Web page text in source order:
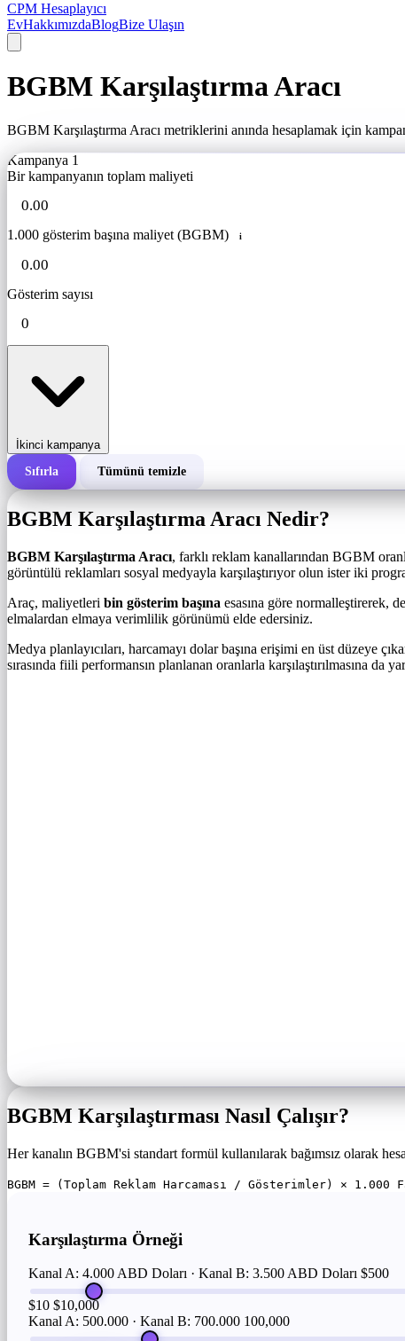
CPM Hesaplayıcı
EvHakkımızdaBlogBize Ulaşın
BGBM Karşılaştırma Aracı
BGBM Karşılaştırma Aracı metriklerini anında hesaplamak için
Kampanya 1
Bir kampanyanın toplam maliyeti
1.000 gösterim başına maliyet (BGBM) i
Gösterim sayısı
İkinci kampanya
Bir kampanyanın toplam maliyeti
Gösterim sayısı
Sıfırla Tümünü temizle
BGBM Karşılaştırma Aracı Nedir?
BGBM Karşılaştırma Aracı, farklı reklam kanallarından BGBM
görüntülü reklamları sosyal medyayla karşılaştırıyor olun ister iki
Araç, maliyetleri bin gösterim başına esasına göre normalleştirerek,
elmalardan elmaya verimlilik görünümü elde edersiniz.
Medya planlayıcıları, harcamayı dolar başına erişimi en üst düzeye
sırasında fiili performansın planlanan oranlarla karşılaştırılmasına da
BGBM Karşılaştırması Nasıl Çalışır?
Her kanalın BGBM'si standart formül kullanılarak bağımsız olarak
BGBM = (Toplam Reklam Harcaması / Gösterimler) × 1.000
Karşılaştırma Örneği
Kanal A: 4.000 ABD Doları · Kanal B: 3.500 ABD Doları $500
$10 $10,000
Kanal A: 500.000 · Kanal B: 700.000 100,000